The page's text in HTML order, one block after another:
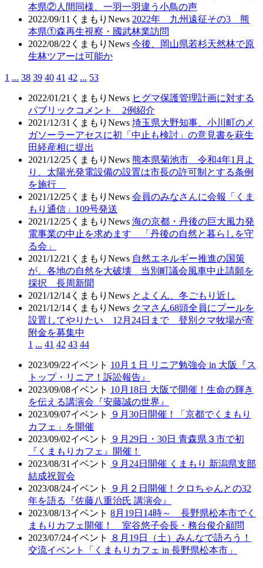
本県②人間同様、一羽一羽違う小鳥の声
2022/09/11 くまもりNews 2022年 九州遠征その3 熊
本県①森再生視察・國武林業訪問
2022/08/22 くまもりNews 今後、岡山県若杉天然林で原
生林ツアーは可能か
1 ... 38 39 40 41 42 ... 53
2022/01/21 くまもりNews ヒグマ保護管理計画に対する
パブリックコメント 2例紹介
2021/12/31 くまもりNews 埼玉県大野知事、小川町のメ
ガソーラーアセスに初「中止も検討」の意見書を萩生
田経産相に提出
2021/12/25 くまもりNews 熊本県菊池市 令和4年1月よ
り、太陽光発電設備の設置は市長の許可制とする条例
を施行
2021/12/25 くまもりNews 会員のみなさんに会報「くま
もり通信」109号発送
2021/12/25 くまもりNews 海の京都・丹後の巨大風力発
電事業の中止を求めます 「丹後の自然と暮らしを守
る会」
2021/12/21 くまもりNews 自然エネルギー推進の国策
が、各地の自然を大破壊 当別町議会風車中止請願を
採択 長周新聞
2021/12/14 くまもりNews とよくん、冬ごもり近し
2021/12/14 くまもりNews クマさん68頭全員にプールを
設置してやりたい 12月24日まで 登別クマ牧場が寄
附金を募集中
1 ... 41 42 43 44
2023/09/22イベント 10月１日 リニア勉強会 in 大阪『ス
トップ・リニア！訴訟報告』
2023/09/08イベント 10月18日 大阪で開催！生命の輝き
を伝える講演会『安藤誠の世界』
2023/09/07イベント
９月30日開催！「京都でくまもり
カフェ」を開催
2023/09/02イベント
９月29日・30日 青森県３市で初
『くまもりカフェ』開催！
2023/08/31 イベント
９月24日開催 くまもり 新潟県支部
結成祝賀会
2023/08/24イベント
９月２日開催！クロちゃんとの32
年を語る『佐藤八重治氏 講演会』
2023/08/13イベント 8月19日14時～ 長野県松本市でく
まもりカフェ開催！ 室谷悠子会長・務台俊介顧問
2023/07/24イベント
８月19日（土）みんなで語ろう！
交流イベント「くまもりカフェ in 長野県松本市」